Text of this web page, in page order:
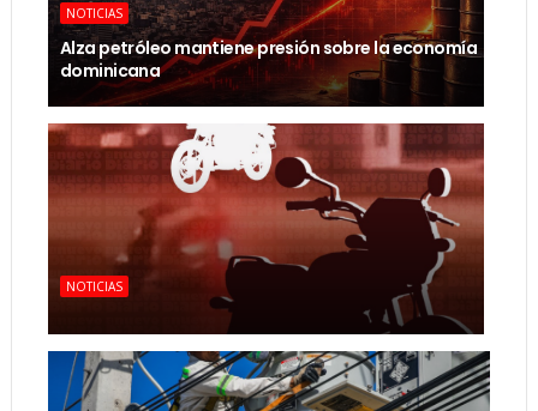
NOTICIAS
Alza petróleo mantiene presión sobre la economía
dominicana
NOTICIAS